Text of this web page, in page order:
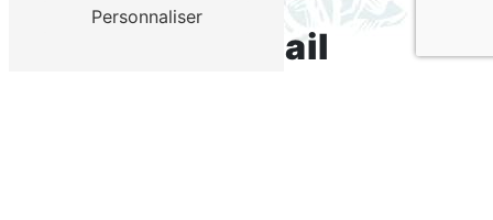
E-mail
Personnaliser